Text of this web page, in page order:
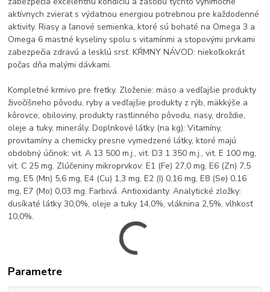
aktívnych zvierat s výdatnou energiou potrebnou pre každodenné
aktivity. Riasy a ľanové semienka, ktoré sú bohaté na Omega 3 a
Omega 6 mastné kyseliny spolu s vitamínmi a stopovými prvkami
zabezpečia zdravú a lesklú srsť. KŔMNY NÁVOD: niekoľkokrát
počas dňa malými dávkami.
Kompletné krmivo pre fretky. Zloženie: mäso a vedľajšie produkty
živočíšneho pôvodu, ryby a vedľajšie produkty z rýb, mäkkýše a
kôrovce, obiloviny, produkty rastlinného pôvodu, riasy, droždie,
oleje a tuky, minerály. Doplnkové látky (na kg): Vitamíny,
provitamíny a chemicky presne vymedzené látky, ktoré majú
obdobný účinok: vit. A 13 500 m.j., vit. D3 1 350 m.j., vit. E 100 mg,
vit. C 25 mg. Zlúčeniny mikroprvkov: E1 (Fe) 27,0 mg, E6 (Zn) 7,5
mg, E5 (Mn) 5,6 mg, E4 (Cu) 1,3 mg, E2 (I) 0,16 mg, E8 (Se) 0,16
mg, E7 (Mo) 0,03 mg. Farbivá. Antioxidanty. Analytické zložky:
dusíkaté látky 30,0%, oleje a tuky 14,0%, vláknina 2,5%, vlhkosť
10,0%.
Parametre